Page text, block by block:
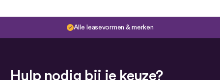
Alle leasevormen & merken
Hulp nodig bij je keuze?